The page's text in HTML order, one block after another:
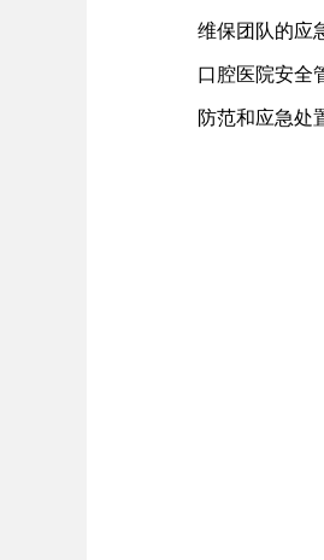
维保团队的应
口腔医院安全
防范和应急处